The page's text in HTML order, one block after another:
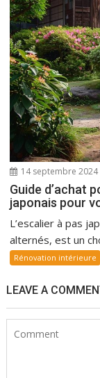
14 septembre 2024
Guide d’achat
japonais pour
L’escalier à pas
alternés, est un
Rénovation intérieure
LEAVE A